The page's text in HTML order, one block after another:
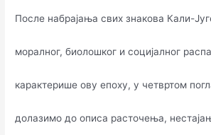
После набрајања свих знакова Кали-
моралног, биолошког и социјалног
карактерише ову епоху, у четвртом
долазимо до описа расточења,